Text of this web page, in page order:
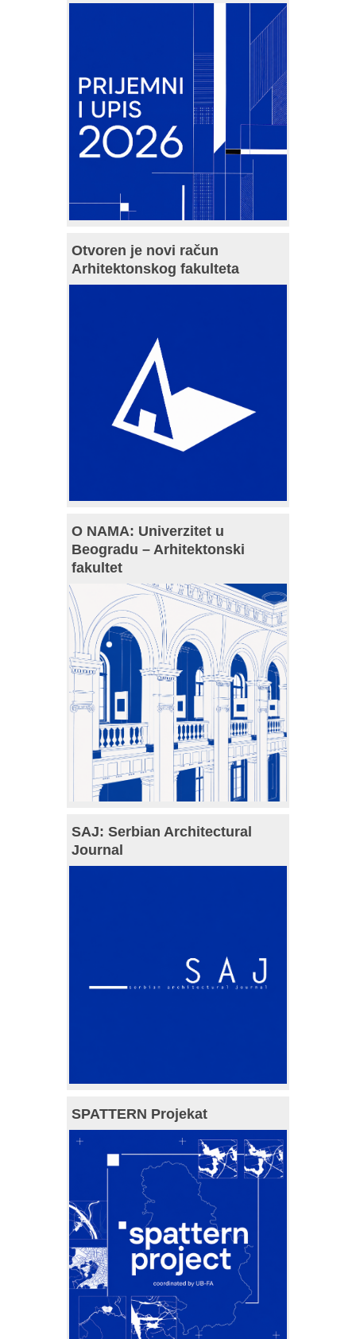
Otvoren je novi račun
Arhitektonskog fakulteta
O NAMA: Univerzitet u
Beogradu – Arhitektonski
fakultet
SAJ: Serbian Architectural
Journal
SPATTERN Projekat